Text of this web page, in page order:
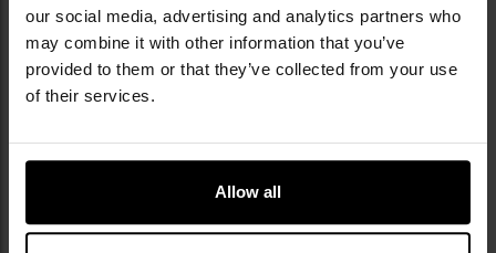
our social media, advertising and analytics partners who
may combine it with other information that you’ve
provided to them or that they’ve collected from your use
of their services.
Allow all
2 x bateria AAA
instrukcja obsługi w języku polskim
karta gwarancyjna
Produkt objęty jest5-letnią gwarancjąproducenta
oraz24-miesięcznym okresem darmowych
wykonywanych przez producenta.